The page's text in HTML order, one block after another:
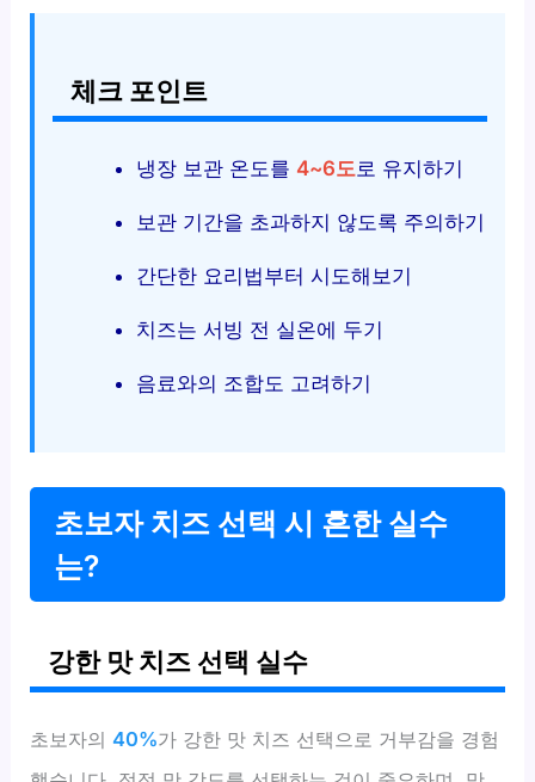
체크 포인트
냉장 보관 온도를 4~6도 로 유지하기
보관 기간을 초과하지 않도록 주의하기
간단한 요리법부터 시도해보기
치즈는 서빙 전 실온에 두기
음료와의 조합도 고려하기
초보자 치즈 선택 시 흔한 실수
는?
강한 맛 치즈 선택 실수
초보자의40%가 강한 맛 치즈 선택으로 거부감을 경험